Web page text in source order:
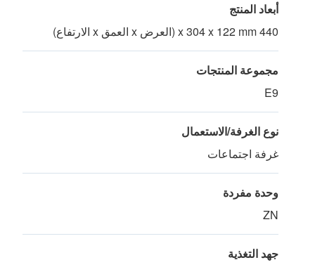
أبعاد المنتج
440 x 304 x 122 mm (العرض x العمق x الارتفاع)
مجموعة المنتجات
E9
نوع الغرفة/الاستعمال
غرفة اجتماعات
وحدة مفردة
ZN
جهد التغذية